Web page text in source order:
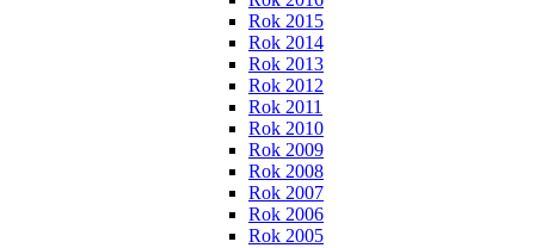
Rok 2015
Rok 2014
Rok 2013
Rok 2012
Rok 2011
Rok 2010
Rok 2009
Rok 2008
Rok 2007
Rok 2006
Rok 2005